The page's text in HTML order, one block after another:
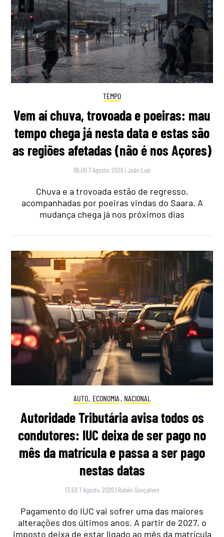
TEMPO
Vem aí chuva, trovoada e poeiras: mau
tempo chega já nesta data e estas são
as regiões afetadas (não é nos Açores)
06:00 7 Agosto, 2026 |João Luís
Chuva e a trovoada estão de regresso,
acompanhadas por poeiras vindas do Saara. A
mudança chega já nos próximos dias
AUTO, ECONOMIA , NACIONAL
Autoridade Tributária avisa todos os
condutores: IUC deixa de ser pago no
mês da matrícula e passa a ser pago
nestas datas
13:50 7 Agosto, 2026 | Rubén Gonçalves
Pagamento do IUC vai sofrer uma das maiores
alterações dos últimos anos. A partir de 2027, o
imposto deixa de estar ligado ao mês da matrícula